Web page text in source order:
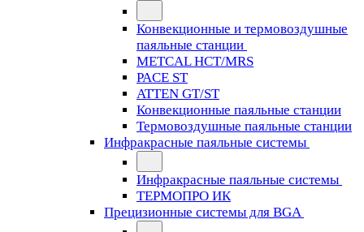
Конвекционные и термовоздушные
паяльные станции
METCAL HCT/MRS
PACE ST
ATTEN GT/ST
Конвекционные паяльные станции
Термовоздушные паяльные станции
Инфракрасные паяльные системы
Инфракрасные паяльные системы
ТЕРМОПРО ИК
Прецизионные системы для BGA